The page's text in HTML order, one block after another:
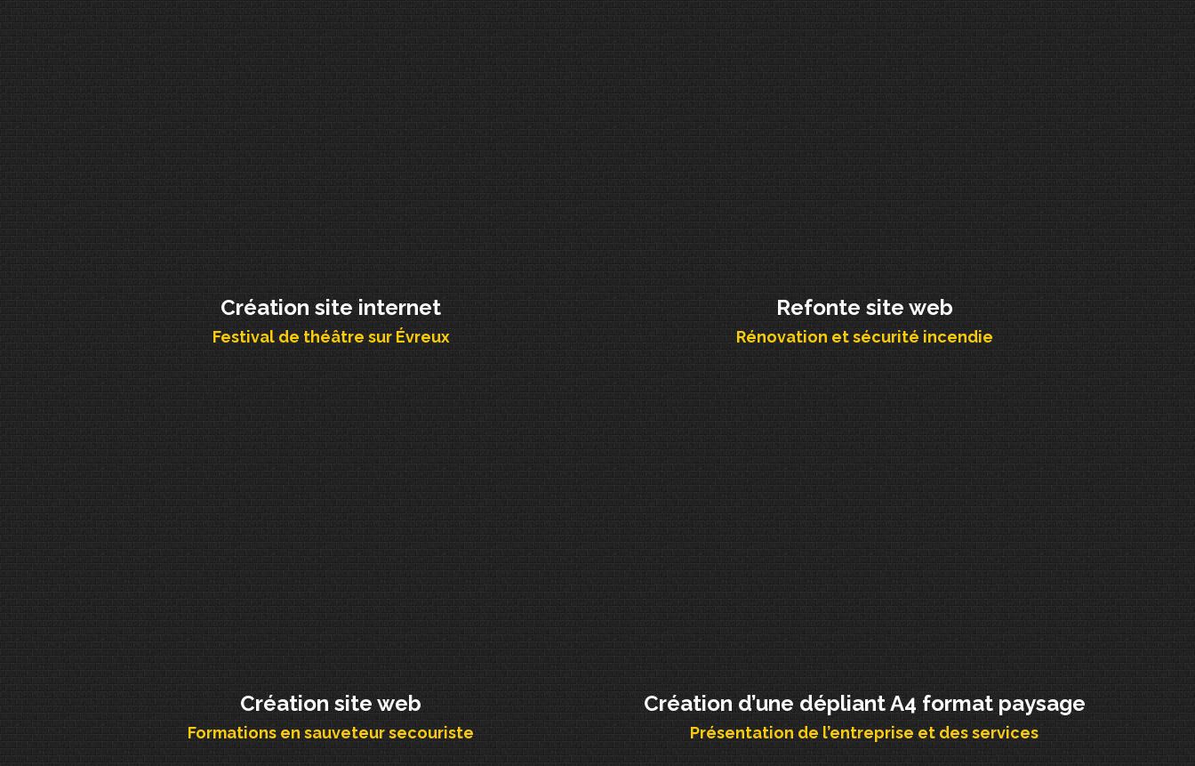
Création site internet
Festival de théâtre sur Évreux
Refonte site web
Rénovation et sécurité incendie
Création site web
Formations en sauveteur secouriste
Création d’une dépliant A4 format paysage
Présentation de l’entreprise et des services